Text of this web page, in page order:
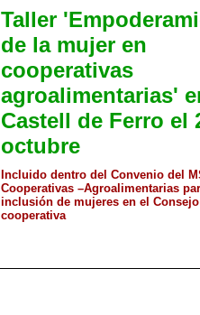
Taller
de la mujer en
cooperativas
agroalimentarias'
Castell de Ferro el
octubre
Incluido dentro del Convenio del
Cooperativas –Agroalimentarias
inclusión de mujeres en el
cooperativa